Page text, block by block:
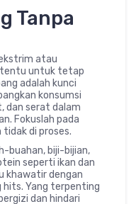
Tanpa
atau
untuk tetap
adalah kunci
konsumsi
dan serat dalam
Fokuslah pada
tidak di proses.
buahan, biji-bijian,
seperti ikan dan
khawatir dengan
hits. Yang terpenting
dan hindari